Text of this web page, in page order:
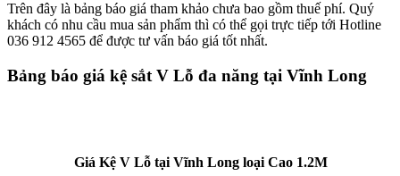
Trên đây là bảng báo giá tham khảo chưa bao gồm thuế phí. Quý
khách có nhu cầu mua sản phẩm thì có thể gọi trực tiếp tới Hotline
036 912 4565 để được tư vấn báo giá tốt nhất.
Bảng báo giá kệ sắt V Lỗ đa năng tại Vĩnh Long
Giá Kệ V Lỗ tại Vĩnh Long loại Cao 1.2M